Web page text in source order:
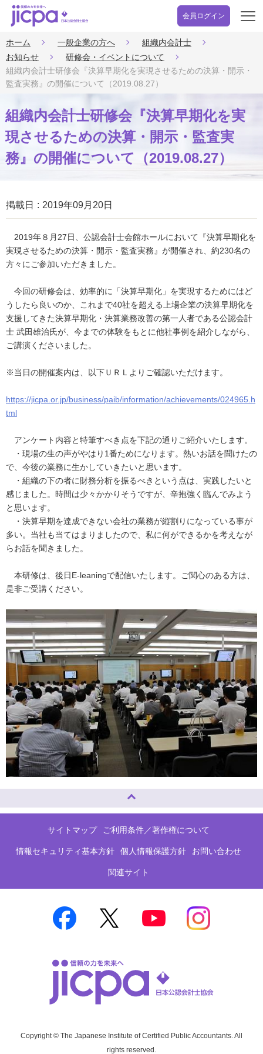
会員ログイン
開
ホーム 一般企業の方へ
組織内会計士
お知らせ
研修会・イベントについて
組織内会計士研修会『決算早期化を実現させるための決算・開示・
監査実務』の開催について（2019.08.27）
組織内会計士研修会『決算早期化を実
現させるための決算・開示・監査実
務』の開催について（2019.08.27）
掲載日 2019年09月20日
2019年８月27日、公認会計士会館ホールにおいて『決算早期化を
実現させるための決算・開示・監査実務』が開催され、約230名の
方々にご参加いただきました。
今回の研修会は、効率的に「決算早期化」を実現するためにはど
うしたら良いのか、これまで40社を超える上場企業の決算早期化を
支援してきた決算早期化・決算業務改善の第一人者である公認会計
士 武田雄治氏が、今までの体験をもとに他社事例を紹介しながら、
ご講演くださいました。
※当日の開催案内は、以下ＵＲＬよりご確認いただけます。
https://jicpa.or.jp/business/paib/information/achievements/024965.h
tml
アンケート内容と特筆すべき点を下記の通りご紹介いたします。
・現場の生の声がやはり1番ためになります。熱いお話を聞けたの
で、今後の業務に生かしていきたいと思います。
・組織の下の者に財務分析を振るべきという点は、実践したいと
感じました。時間は少々かかりそうですが、辛抱強く臨んでみよう
と思います。
・決算早期を達成できない会社の業務が縦割りになっている事が
多い。当社も当てはまりましたので、私に何ができるかを考えなが
らお話を聞きました。
本研修は、後日E-leaningで配信いたします。ご関心のある方は、
是非ご受講ください。
サイトマップ ご利用条件／著作権について
情報セキュリティ基本方針 個人情報保護方針 お問い合わせ
関連サイト
Copyright © The Japanese Institute of Certified Public Accountants. All
rights reserved.